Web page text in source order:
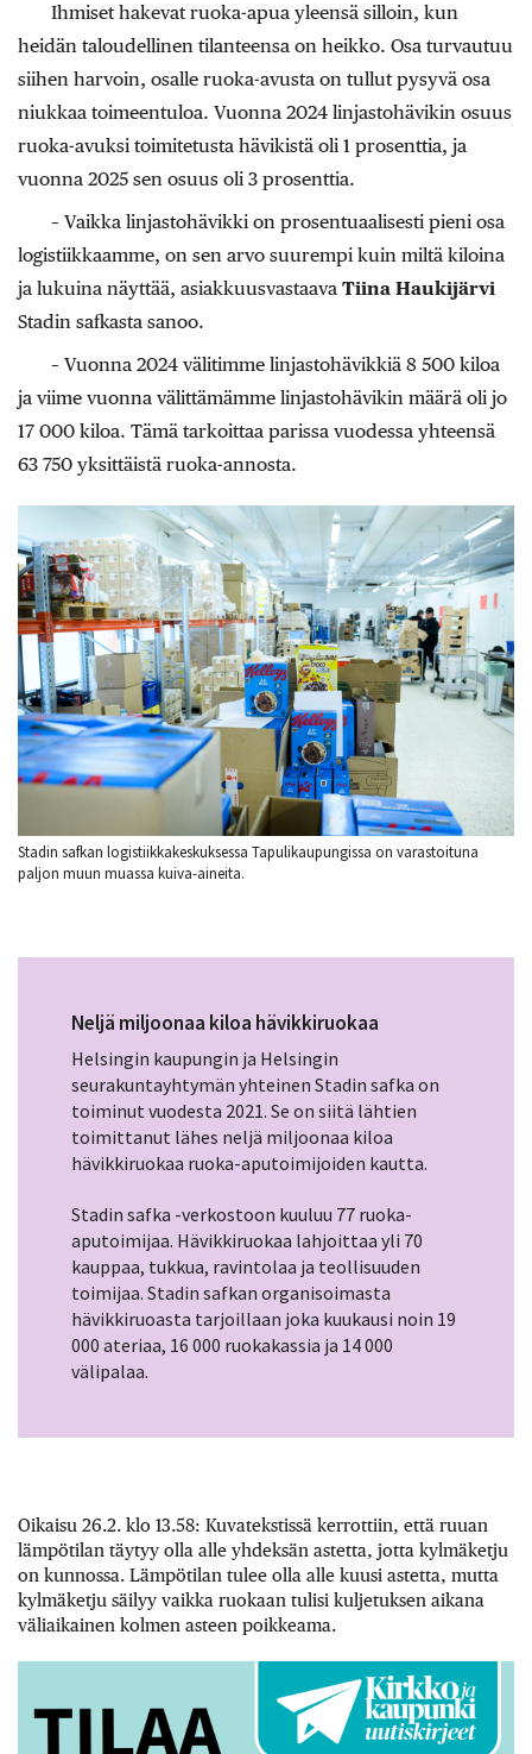
Ihmiset hakevat ruoka-apua yleensä silloin, kun
heidän taloudellinen tilanteensa on heikko. Osa turvautuu
siihen harvoin, osalle ruoka-avusta on tullut pysyvä osa
niukkaa toimeentuloa. Vuonna 2024 linjastohävikin osuus
ruoka-avuksi toimitetusta hävikistä oli 1 prosenttia, ja
vuonna 2025 sen osuus oli 3 prosenttia.
– Vaikka linjastohävikki on prosentuaalisesti pieni osa
logistiikkaamme, on sen arvo suurempi kuin miltä kiloina
ja lukuina näyttää, asiakkuusvastaava Tiina Haukijärvi
Stadin safkasta sanoo.
– Vuonna 2024 välitimme linjastohävikkiä 8 500 kiloa
ja viime vuonna välittämämme linjastohävikin määrä oli jo
17 000 kiloa. Tämä tarkoittaa parissa vuodessa yhteensä
63 750 yksittäistä ruoka-annosta.
Stadin safkan logistiikkakeskuksessa Tapulikaupungissa on varastoituna
paljon muun muassa kuiva-aineita.
Neljä miljoonaa kiloa hävikkiruokaa
Helsingin kaupungin ja Helsingin
seurakuntayhtymän yhteinen Stadin safka on
toiminut vuodesta 2021. Se on siitä lähtien
toimittanut lähes neljä miljoonaa kiloa
hävikkiruokaa ruoka-aputoimijoiden kautta.
Stadin safka -verkostoon kuuluu 77 ruoka-
aputoimijaa. Hävikkiruokaa lahjoittaa yli 70
kauppaa, tukkua, ravintolaa ja teollisuuden
toimijaa. Stadin safkan organisoimasta
hävikkiruoasta tarjoillaan joka kuukausi noin 19
000 ateriaa, 16 000 ruokakassia ja 14 000
välipalaa.
Oikaisu 26.2. klo 13.58: Kuvatekstissä kerrottiin, että ruuan
lämpötilan täytyy olla alle yhdeksän astetta, jotta kylmäketju
on kunnossa. Lämpötilan tulee olla alle kuusi astetta, mutta
kylmäketju säilyy vaikka ruokaan tulisi kuljetuksen aikana
väliaikainen kolmen asteen poikkeama.